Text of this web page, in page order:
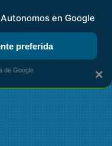
DIGITAL RENTA
×
en Google
preferida
de Google